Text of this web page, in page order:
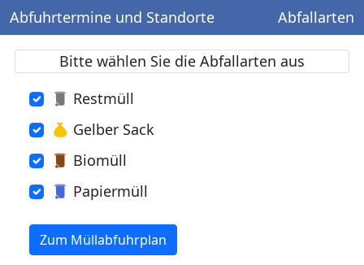
Abfuhrtermine und Standorte Abfallarten
Bitte wählen Sie die Abfallarten aus
Restmüll
Gelber Sack
Biomüll
Papiermüll
Zum Müllabfuhrplan